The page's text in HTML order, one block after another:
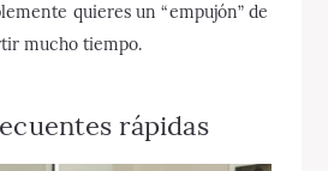
quieres un “empujón” de
mucho tiempo.
rápidas